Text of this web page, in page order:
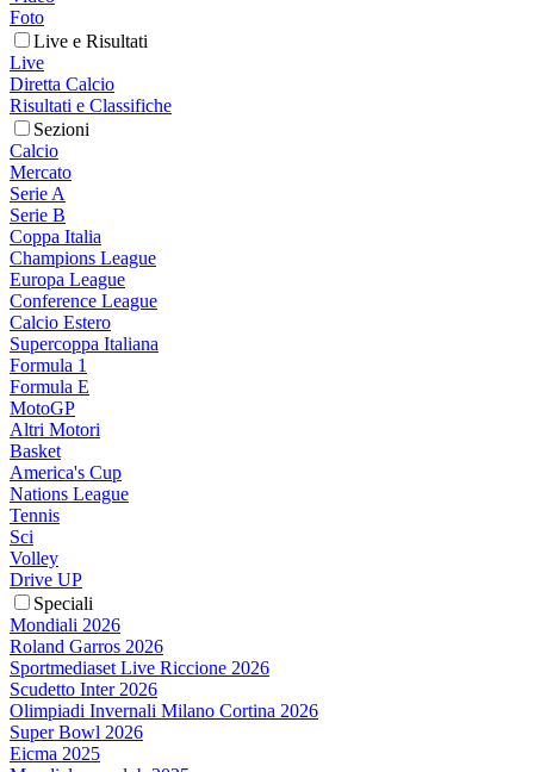
Foto
Live e Risultati
Live
Diretta Calcio
Risultati e Classifiche
Sezioni
Calcio
Mercato
Serie A
Serie B
Coppa Italia
Champions League
Europa League
Conference League
Calcio Estero
Supercoppa Italiana
Formula 1
Formula E
MotoGP
Altri Motori
Basket
America's Cup
Nations League
Tennis
Sci
Volley
Drive UP
Speciali
Mondiali 2026
Roland Garros 2026
Sportmediaset Live Riccione 2026
Scudetto Inter 2026
Olimpiadi Invernali Milano Cortina 2026
Super Bowl 2026
Eicma 2025